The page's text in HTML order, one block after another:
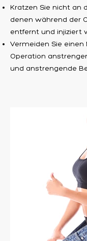
Kratzen Sie nicht an
denen während der
entfernt und injiziert
Vermeiden Sie einen
Operation
und anstrengende